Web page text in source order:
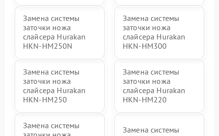
Замена системы
заточки ножа
слайсера Hurakan
HKN-HM250N
Замена системы
заточки ножа
слайсера Hurakan
HKN-HM300
Замена системы
заточки ножа
слайсера Hurakan
HKN-HM250
Замена системы
заточки ножа
слайсера Hurakan
HKN-HM220
Замена системы
Замена системы